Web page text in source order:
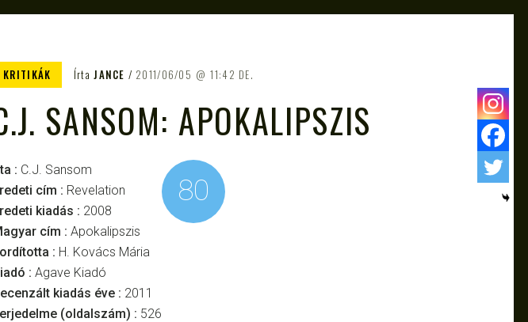
KRITIKÁK ÍrtaJANCE 2011/06/05 11:42 DE.
SANSOM: APOKALIPSZIS
: C.J. Sansom
cím : Revelation
kiadás : 2008
cím : Apokalipszis
: H. Kovács Mária
: Agave Kiadó
kiadás éve : 2011
(oldalszám) : 526
80